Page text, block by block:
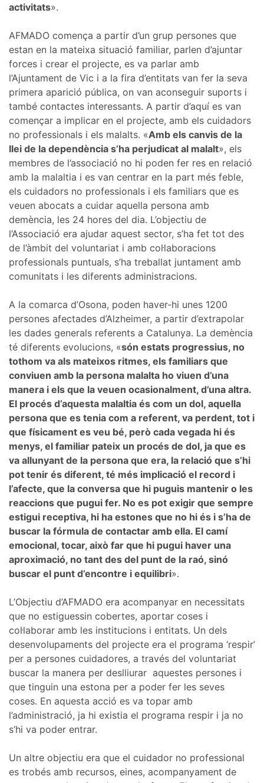
activitats».
AFMADO comença a partir d’un grup persones que
estan en la mateixa situació familiar, parlen d’ajuntar
forces i crear el projecte, es va parlar amb
l’Ajuntament de Vic i a la fira d’entitats van fer la seva
primera aparició pública, on van aconseguir suports i
també contactes interessants. A partir d’aquí es van
començar a implicar en el projecte, amb els cuidadors
no professionals i els malalts. «Amb els canvis de la
llei de la dependència s’ha perjudicat al malalt», els
membres de l’associació no hi poden fer res en relació
amb la malaltia i es van centrar en la part més feble,
els cuidadors no professionals i els familiars que es
veuen abocats a cuidar aquella persona amb
demència, les 24 hores del dia. L’objectiu de
l’Associació era ajudar aquest sector, s’ha fet tot des
de l’àmbit del voluntariat i amb col·laboracions
professionals puntuals, s’ha treballat juntament amb
comunitats i les diferents administracions.
A la comarca d’Osona, poden haver-hi unes 1200
persones afectades d’Alzheimer, a partir d’extrapolar
les dades generals referents a Catalunya. La demència
té diferents evolucions, «són estats progressius, no
tothom va als mateixos ritmes, els familiars que
conviuen amb la persona malalta ho viuen d’una
manera i els que la veuen ocasionalment, d’una altra.
El procés d’aquesta malaltia és com un dol, aquella
persona que es tenia com a referent, va perdent, tot i
que físicament es veu bé, però cada vegada hi és
menys, el familiar pateix un procés de dol, ja que es
va allunyant de la persona que era, la relació que s’hi
pot tenir és diferent, té més implicació el record i
l’afecte, que la conversa que hi puguis mantenir o les
reaccions que pugui fer. No es pot exigir que sempre
estigui receptiva, hi ha estones que no hi és i s’ha de
buscar la fórmula de contactar amb ella. El camí
emocional, tocar, això far que hi pugui haver una
aproximació, no tant des del punt de la raó, sinó
buscar el punt d’encontre i equilibri».
L’Objectiu d’AFMADO era acompanyar en necessitats
que no estiguessin cobertes, aportar coses i
col·laborar amb les institucions i entitats. Un dels
desenvolupaments del projecte era el programa ‘respir’
per a persones cuidadores, a través del voluntariat
buscar la manera per deslliurar aquestes persones i
que tinguin una estona per a poder fer les seves
coses. En aquesta acció es va topar amb
l’administració, ja hi existia el programa respir i ja no
s’hi va poder entrar.
Un altre objectiu era que el cuidador no professional
es trobés amb recursos, eines, acompanyament de